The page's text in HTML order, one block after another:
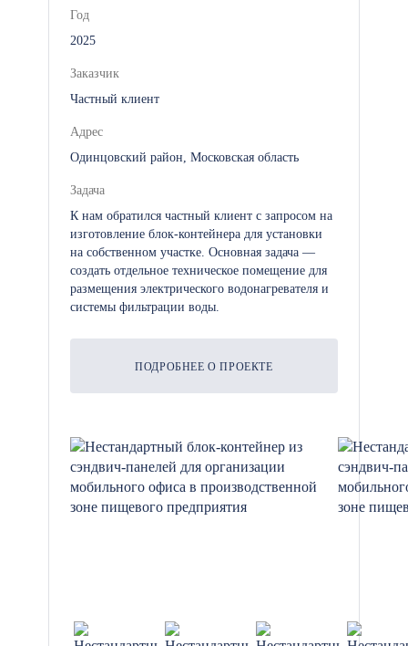
расширенная гарантия сроком на 1
год, которая жестко фиксируется в
договоре.
Год
2025
Заказчик
Частный клиент
Адрес
Одинцовский район, Московская область
Задача
К нам обратился частный клиент с запросом на
изготовление блок-контейнера для установки
на собственном участке. Основная задача —
создать отдельное техническое помещение для
размещения электрического водонагревателя и
системы фильтрации воды.
ПОДРОБНЕЕ О ПРОЕКТЕ